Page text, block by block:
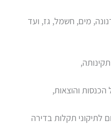
מים, חשמל, גז, ועד
והוצאות,
תקלות בדירה